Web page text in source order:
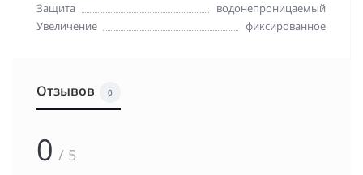
Защита
водонепроницаемый
Увеличение
фиксированное
Отзывов 0
0 / 5